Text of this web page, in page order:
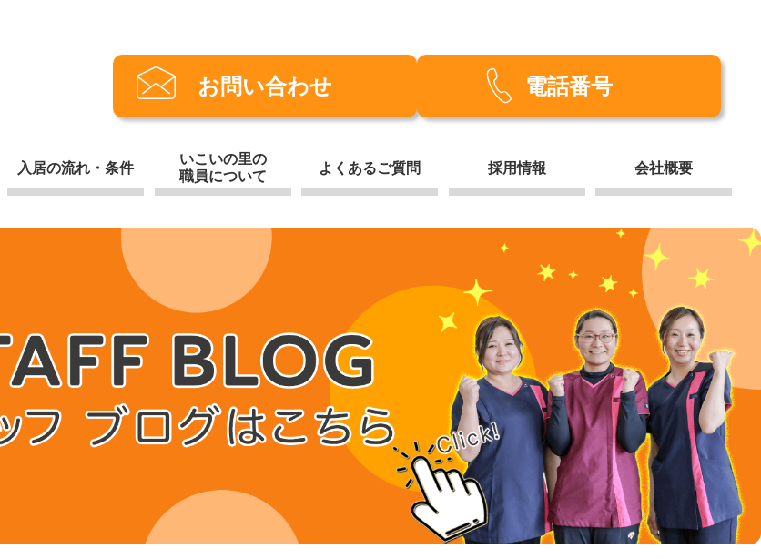
お問い合わせ 電話番号
入居の流れ・条件
いこいの里の
職員について
よくあるご質問 採用情報 会社概要